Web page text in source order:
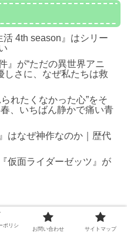
活 4th season』はシリー
』が“ただの異世界アニ
しさに、なぜ私たちは救
れたくなかった心”をそ
、いちばん静かで痛い青
はなぜ神作なのか｜歴代
仮面ライダーゼッツ』が
ポリシ
お問い合わせ サイトマップ